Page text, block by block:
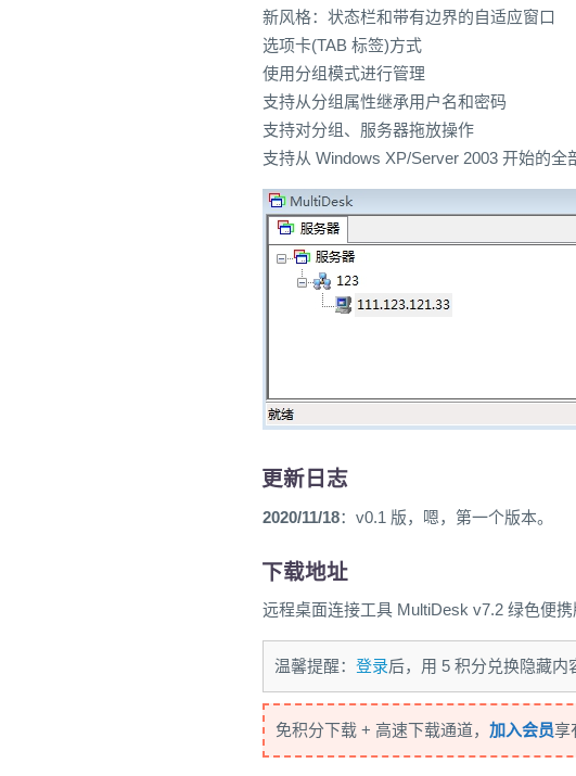
新风格：状态栏和带有边界的自适应窗口
选项卡(TAB 标签)方式
使用分组模式进行管理
支持从分组属性继承用户名和密码
支持对分组、服务器拖放操作
支持从 Windows XP/Server 2003 开始的全
更新日志
2020/11/18：v0.1 版，嗯，第一个版本。
下载地址
远程桌面连接工具 MultiDesk v7.2 绿色便携
温馨提醒： 登录后，用 5 积分兑换隐藏
免积分下载 + 高速下载通道， 加入会员享